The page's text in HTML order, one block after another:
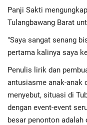
Internasional
Advertorial
Monologis TV
Kopilogis
Panji Sakti
Tulangbawang Barat
"Saya sangat senang
pertama kalinya saya
Penulis lirik dan
antusiasme anak-anak
menyebut, situasi di
dengan event-event
besar penonton adalah